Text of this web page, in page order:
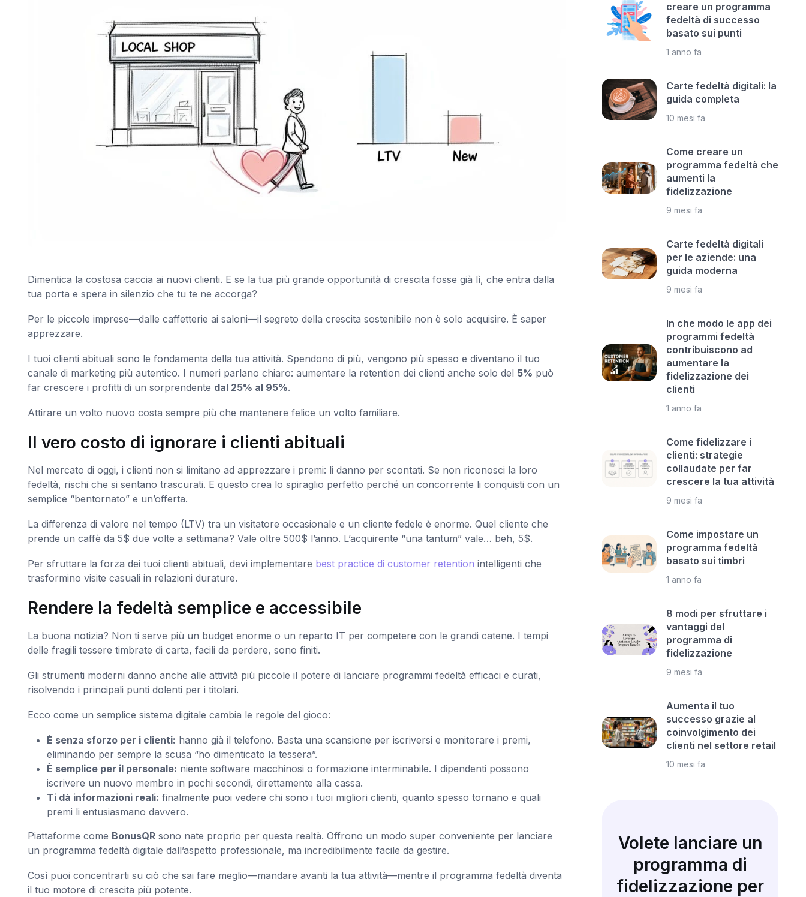
Dimentica la costosa caccia ai nuovi clienti. E se la tua più grande opportunità di crescita fosse già lì, che entra dalla
tua porta e spera in silenzio che tu te ne accorga?
Per le piccole imprese—dalle caffetterie ai saloni—il segreto della crescita sostenibile non è solo acquisire. È saper
apprezzare.
I tuoi clienti abituali sono le fondamenta della tua attività. Spendono di più, vengono più spesso e diventano il tuo
canale di marketing più autentico. I numeri parlano chiaro: aumentare la retention dei clienti anche solo del 5% può
far crescere i profitti di un sorprendente dal 25% al 95%.
Attirare un volto nuovo costa sempre più che mantenere felice un volto familiare.
Il vero costo di ignorare i clienti abituali
Nel mercato di oggi, i clienti non si limitano ad apprezzare i premi: li danno per scontati. Se non riconosci la loro
fedeltà, rischi che si sentano trascurati. E questo crea lo spiraglio perfetto perché un concorrente li conquisti con un
semplice “bentornato” e un’offerta.
La differenza di valore nel tempo (LTV) tra un visitatore occasionale e un cliente fedele è enorme. Quel cliente che
prende un caffè da 5$ due volte a settimana? Vale oltre 500$ l’anno. L’acquirente “una tantum” vale… beh, 5$.
Per sfruttare la forza dei tuoi clienti abituali, devi implementare best practice di customer retention intelligenti che
trasformino visite casuali in relazioni durature.
Rendere la fedeltà semplice e accessibile
La buona notizia? Non ti serve più un budget enorme o un reparto IT per competere con le grandi catene. I tempi
delle fragili tessere timbrate di carta, facili da perdere, sono finiti.
Gli strumenti moderni danno anche alle attività più piccole il potere di lanciare programmi fedeltà efficaci e curati,
risolvendo i principali punti dolenti per i titolari.
Ecco come un semplice sistema digitale cambia le regole del gioco:
È senza sforzo per i clienti: hanno già il telefono. Basta una scansione per iscriversi e monitorare i premi,
eliminando per sempre la scusa “ho dimenticato la tessera”.
È semplice per il personale: niente software macchinosi o formazione interminabile. I dipendenti possono
iscrivere un nuovo membro in pochi secondi, direttamente alla cassa.
Ti dà informazioni reali: finalmente puoi vedere chi sono i tuoi migliori clienti, quanto spesso tornano e quali
premi li entusiasmano davvero.
Piattaforme come BonusQRsono nate proprio per questa realtà. Offrono un modo super conveniente per lanciare
un programma fedeltà digitale dall’aspetto professionale, ma incredibilmente facile da gestire.
Così puoi concentrarti su ciò che sai fare meglio—mandare avanti la tua attività—mentre il programma fedeltà diventa
il tuo motore di crescita più potente.
creare un programma
fedeltà di successo
basato sui punti
1 anno fa
Carte fedeltà digitali: la
guida completa
10 mesi fa
Come creare un
programma fedeltà che
aumenti la
fidelizzazione
9 mesi fa
Carte fedeltà digitali
per le aziende: una
guida moderna
9 mesi fa
In che modo le app dei
programmi fedeltà
contribuiscono ad
aumentare la
fidelizzazione dei
clienti
1 anno fa
Come fidelizzare i
clienti: strategie
collaudate per far
crescere la tua attività
9 mesi fa
Come impostare un
programma fedeltà
basato sui timbri
1 anno fa
8 modi per sfruttare i
vantaggi del
programma di
fidelizzazione
9 mesi fa
Aumenta il tuo
successo grazie al
coinvolgimento dei
clienti nel settore retail
10 mesi fa
Volete lanciare un
programma di
fidelizzazione per